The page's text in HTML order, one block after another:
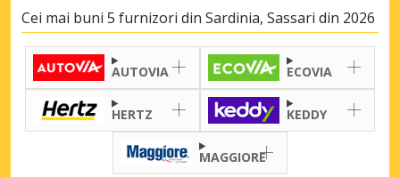
Cei mai buni 5 furnizori din Sardinia, Sassari din 2026
AUTOVIA ECOVIA
HERTZ KEDDY
MAGGIORE